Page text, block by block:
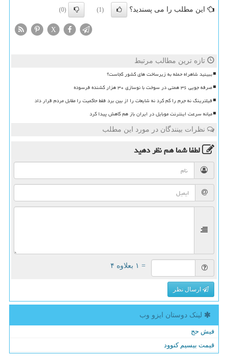
این مطلب را می پسندید؟ (1)
(0)
X
تازه ترین مطالب مرتبط
ببینید شاهراه حمله به زیرساخت های کشور کجاست؟
صرفه جویی ۳۶ همتی در سوخت با نوسازی ۳۰ هزار کشنده فرسوده
فیلترینگ نه جرم را کم کرد نه شایعات را از بین برد فقط حاکمیت را مقابل مردم قرار داد
میانه سرعت اینترنت موبایل در ایران باز هم کاهش پیدا کرد
نظرات بینندگان در مورد این مطلب
لطفا شما همنظر دهید
= ۱ بعلاوه ۴
ارسال نظر
لینک دوستان ایزو وب
فیش حج
قیمت بیسیم کنوود